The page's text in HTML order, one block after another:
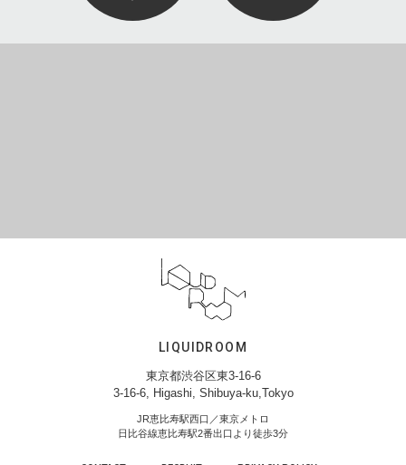
LIQUIDROOM
東京都渋谷区東3-16-6
3-16-6, Higashi, Shibuya-ku,Tokyo
JR恵比寿駅西口／東京メトロ
日比谷線恵比寿駅2番出口より徒歩3分